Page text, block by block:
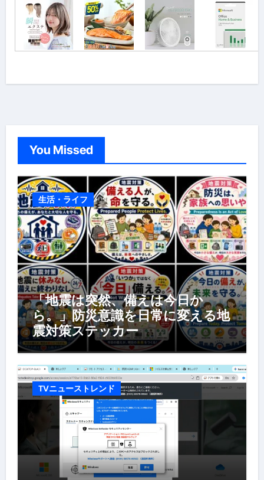
You Missed
生活・ライフ
「地震は突然、備えは今日か
ら。」防災意識を日常に変える地
震対策ステッカー
TVニューストレンド